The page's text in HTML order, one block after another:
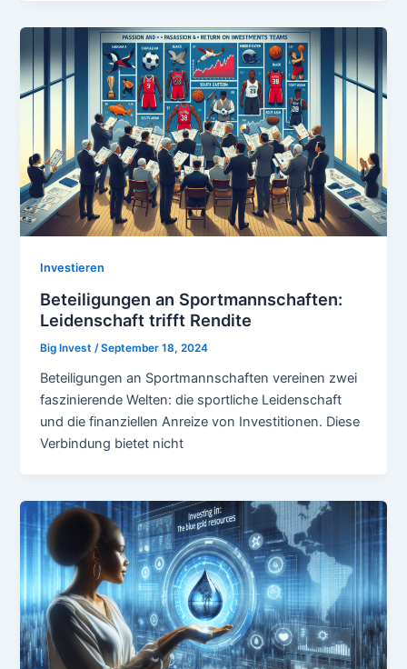
Investieren
Beteiligungen an Sportmannschaften:
Leidenschaft trifft Rendite
Big Invest/September 18, 2024
Beteiligungen an Sportmannschaften vereinen zwei
faszinierende Welten: die sportliche Leidenschaft
und die finanziellen Anreize von Investitionen. Diese
Verbindung bietet nicht